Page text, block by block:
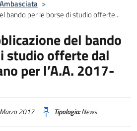
>
bando per le borse di studio offerte...
del bando
studio offerte dal
per l’A.A. 2017-
2017 Tipologia:News